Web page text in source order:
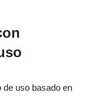
uso basado en